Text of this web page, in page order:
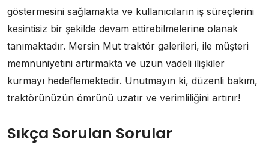
göstermesini sağlamakta ve kullanıcıların iş süreçlerini
kesintisiz bir şekilde devam ettirebilmelerine olanak
tanımaktadır. Mersin Mut traktör galerileri, ile müşteri
memnuniyetini artırmakta ve uzun vadeli ilişkiler
kurmayı hedeflemektedir. Unutmayın ki, düzenli bakım,
traktörünüzün ömrünü uzatır ve verimliliğini artırır!
Sıkça Sorulan Sorular